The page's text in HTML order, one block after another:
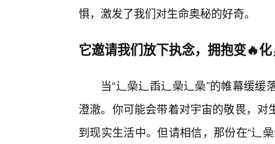
惧，激发了我们对生命奥秘的好奇。
它邀请我们放下执念，拥抱变🔥
当“辶喿辶臿辶喿辶喿”的帷幕缓
澄澈。你可能会带着对宇宙的敬畏，
到现实生活中。但请相信，那份在“辶